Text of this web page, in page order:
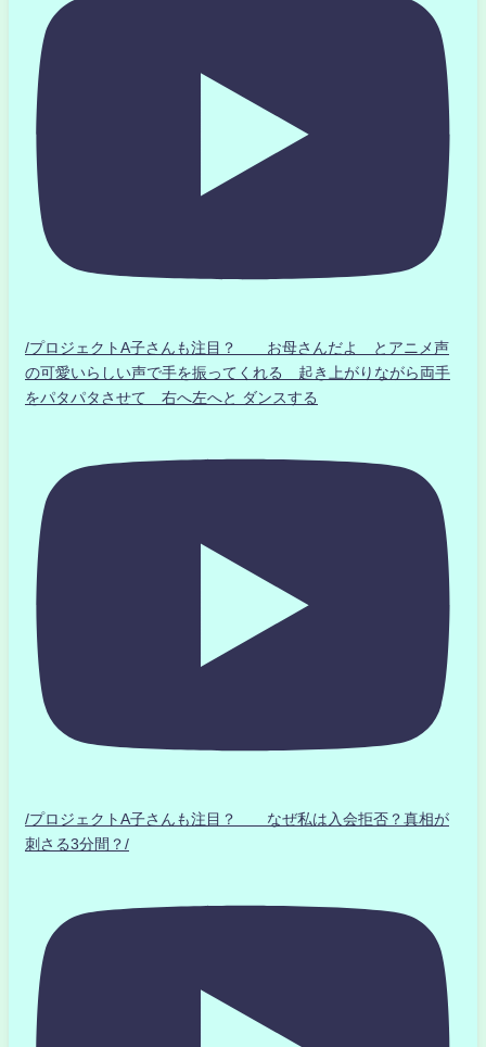
/プロジェクトA子さんも注目？ お母さんだよ とアニメ声
の可愛いらしい声で手を振ってくれる 起き上がりながら両手
をパタパタさせて 右へ左へと ダンスする
/プロジェクトA子さんも注目？ なぜ私は入会拒否？真相が
刺さる3分間？/